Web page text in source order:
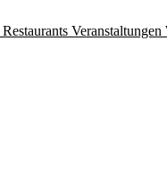
Restaurants Veranstaltungen